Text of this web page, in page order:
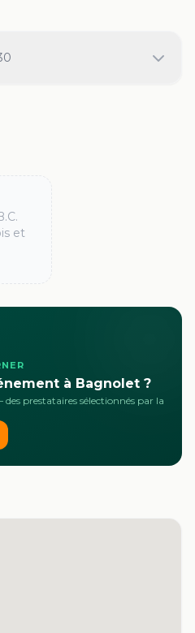
et
à Bagnolet ?
des prestataires sélectionnés par la